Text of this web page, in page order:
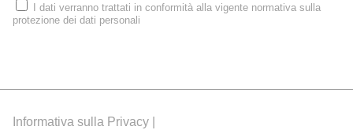
I dati verranno trattati in conformità alla vigente normativa sulla
protezione dei dati personali
Informativa sulla Privacy |